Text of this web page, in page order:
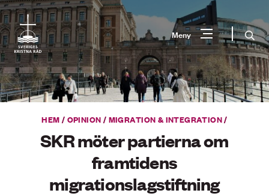
Gå
till
innehåll
Meny Sök
Vad
letar
Sök
HEM / OPINION / MIGRATION & INTEGRATION/
SKR möter partierna om
framtidens
migrationslagstiftning